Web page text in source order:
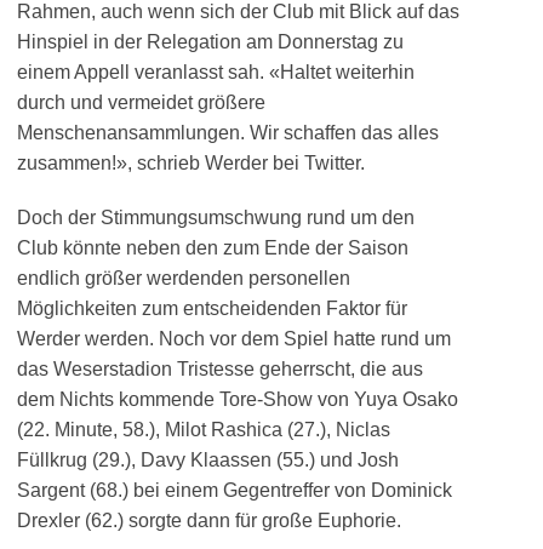
Rahmen, auch wenn sich der Club mit Blick auf das
Hinspiel in der Relegation am Donnerstag zu
einem Appell veranlasst sah. «Haltet weiterhin
durch und vermeidet größere
Menschenansammlungen. Wir schaffen das alles
zusammen!», schrieb Werder bei Twitter.
Doch der Stimmungsumschwung rund um den
Club könnte neben den zum Ende der Saison
endlich größer werdenden personellen
Möglichkeiten zum entscheidenden Faktor für
Werder werden. Noch vor dem Spiel hatte rund um
das Weserstadion Tristesse geherrscht, die aus
dem Nichts kommende Tore-Show von Yuya Osako
(22. Minute, 58.), Milot Rashica (27.), Niclas
Füllkrug (29.), Davy Klaassen (55.) und Josh
Sargent (68.) bei einem Gegentreffer von Dominick
Drexler (62.) sorgte dann für große Euphorie.